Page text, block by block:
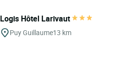
Logis Hôtel Larivaut
Puy Guillaume13 km